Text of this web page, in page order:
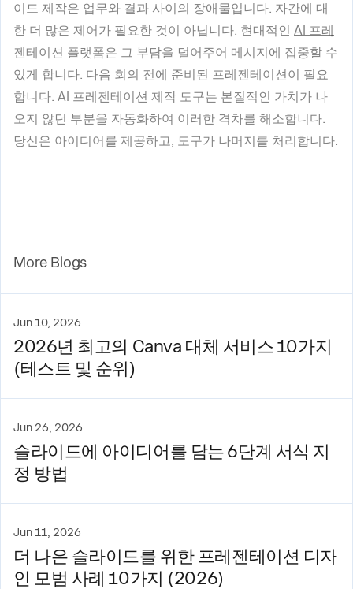
이드 제작은 업무와 결과 사이의 장애물입니다. 자간에 대
한 더 많은 제어가 필요한 것이 아닙니다. 현대적인 AI 프레
젠테이션 플랫폼은 그 부담을 덜어주어 메시지에 집중할 수
있게 합니다. 다음 회의 전에 준비된 프레젠테이션이 필요
합니다. AI 프레젠테이션 제작 도구는 본질적인 가치가 나
오지 않던 부분을 자동화하여 이러한 격차를 해소합니다.
당신은 아이디어를 제공하고, 도구가 나머지를 처리합니다.
More Blogs
Jun 10, 2026
2026년 최고의 Canva 대체 서비스 10가지
(테스트 및 순위)
Jun 26, 2026
슬라이드에 아이디어를 담는 6단계 서식 지
정 방법
Jun 11, 2026
더 나은 슬라이드를 위한 프레젠테이션 디자
인 모범 사례 10가지 (2026)